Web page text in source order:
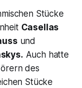
Stücke
Casellas
und
Auch hatte
des
Stücke